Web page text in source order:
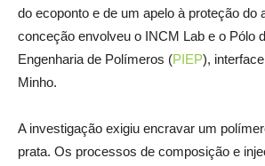
do ecoponto e de um apelo à proteção do
conceção envolveu o INCM Lab e o Pólo
Engenharia de Polímeros (PIEP),
Minho.
A investigação exigiu encravar um
prata. Os processos de composição e